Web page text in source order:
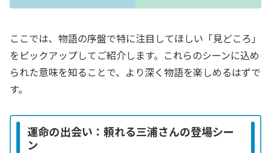
ここでは、物語の序盤で特に注目してほしい「見どころ」
をピックアップしてご紹介します。これらのシーンに込め
られた意味を知ることで、より深く物語を楽しめるはずで
す。
運命の出会い：頼れる三浦さんの登場シー
ン